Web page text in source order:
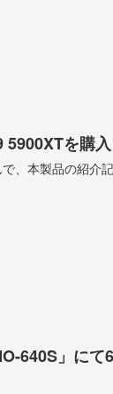
5900XTを購入
、本製品の紹介
640S」にて